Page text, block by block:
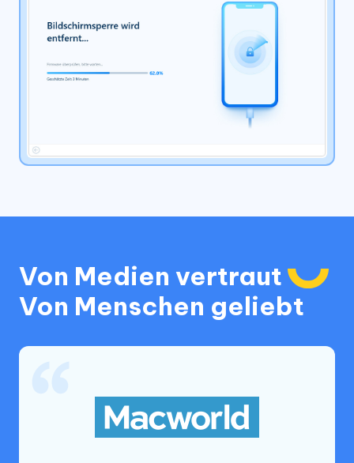
Von Medien vertraut
Von Menschen geliebt